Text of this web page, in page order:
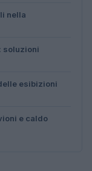
nella
soluzioni
esibizioni
e caldo